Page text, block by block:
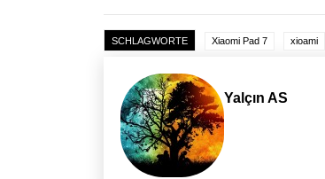
SCHLAGWORTE Xiaomi Pad 7 xioami
Yalçın AS